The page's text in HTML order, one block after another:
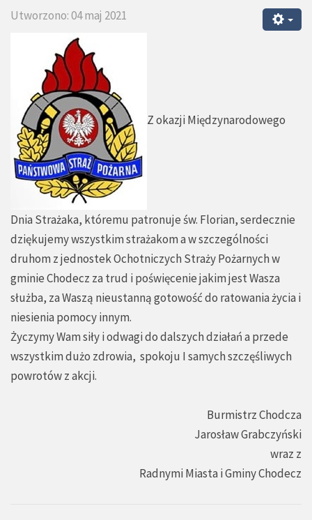
Utworzono: 04 maj 2021
Z okazji Międzynarodowego
Dnia Strażaka, któremu patronuje św. Florian, serdecznie
dziękujemy wszystkim strażakom a w szczególności
druhom z jednostek Ochotniczych Straży Pożarnych w
gminie Chodecz za trud i poświęcenie jakim jest Wasza
służba, za Waszą nieustanną gotowość do ratowania życia i
niesienia pomocy innym.
Życzymy Wam siły i odwagi do dalszych działań a przede
wszystkim dużo zdrowia, spokoju I samych szczęśliwych
powrotów z akcji.
Burmistrz Chodcza
Jarosław Grabczyński
wraz z
Radnymi Miasta i Gminy Chodecz